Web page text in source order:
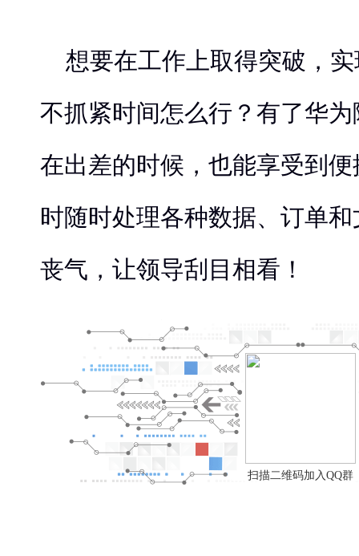
想要在工作上取得突破，
不抓紧时间怎么行？有了华
在出差的时候，也能享受到
时随时处理各种数据、订单
丧气，让领导刮目相看！
扫描二维码加入QQ群